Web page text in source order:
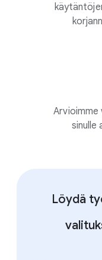
Arvioimme
sinulle
Löydä